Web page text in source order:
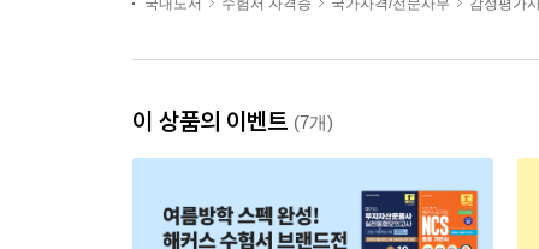
국내도서
수험서 자격증 국가자격/전문사무 감정평가
이 상품의 이벤트 (7개)